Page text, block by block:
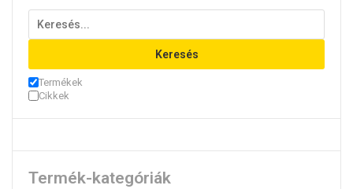
Keresés
Termékek
Cikkek
Termék-kategóriák